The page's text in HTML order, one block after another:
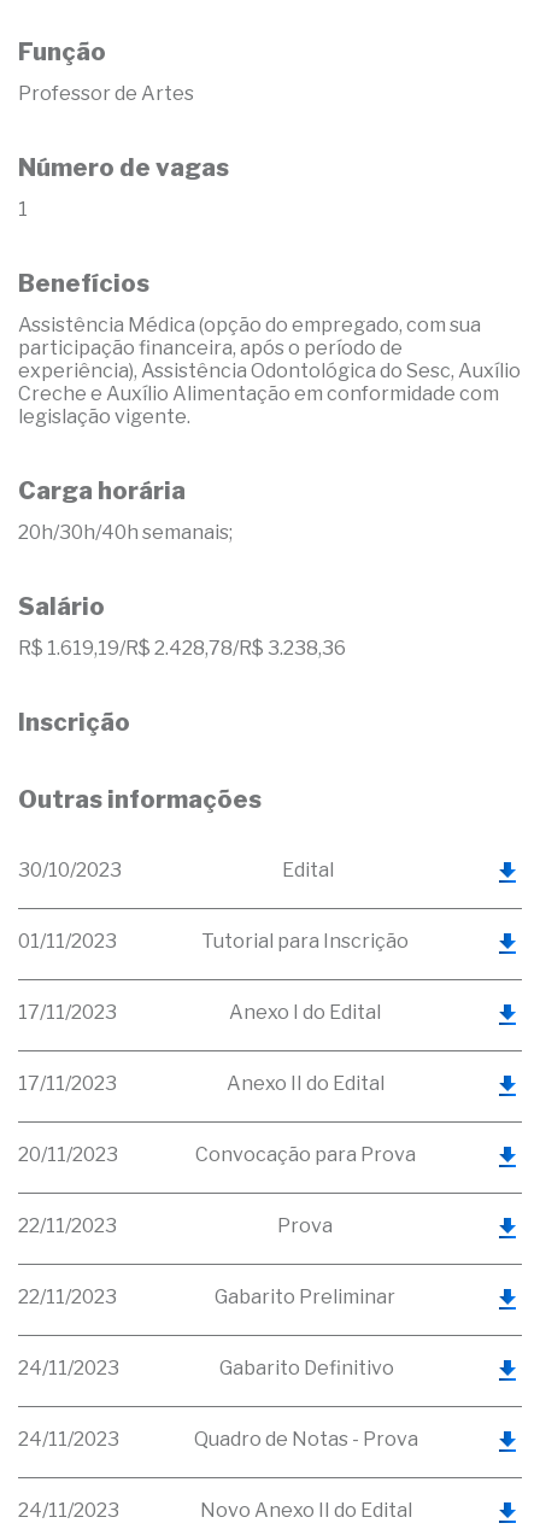
Função
Professor de Artes
Número de vagas
1
Benefícios
Assistência Médica (opção do empregado, com sua
participação financeira, após o período de
experiência), Assistência Odontológica do Sesc, Auxílio
Creche e Auxílio Alimentação em conformidade com
legislação vigente.
Carga horária
20h/30h/40h semanais;
Salário
R$ 1.619,19/R$ 2.428,78/R$ 3.238,36
Inscrição
Outras informações
30/10/2023 Edital
01/11/2023 Tutorial para Inscrição
17/11/2023 Anexo I do Edital
17/11/2023 Anexo II do Edital
20/11/2023 Convocação para Prova
22/11/2023 Prova
22/11/2023 Gabarito Preliminar
24/11/2023 Gabarito Definitivo
24/11/2023 Quadro de Notas - Prova
24/11/2023 Novo Anexo II do Edital